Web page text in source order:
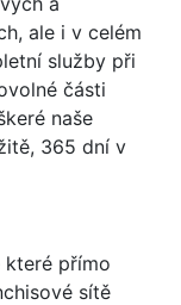
ale i v celém
služby při
části
naše
365 dní v
které přímo
sítě